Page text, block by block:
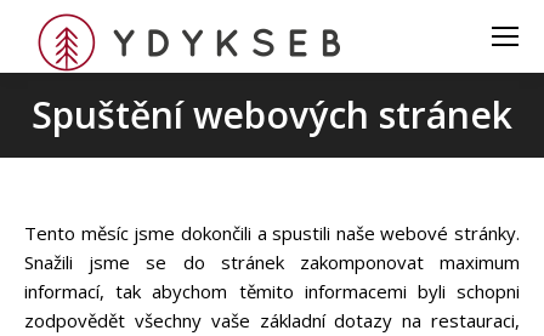
Spuštění webových stránek
Tento měsíc jsme dokončili a spustili naše webové stránky.
Snažili jsme se do stránek zakomponovat maximum
informací, tak abychom těmito informacemi byli schopni
zodpovědět všechny vaše základní dotazy na restauraci,